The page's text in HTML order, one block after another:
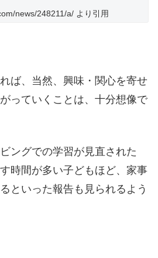
news/248211/a/ より引用
ば、当然、興味・関心を寄せ
っていくことは、十分想像で
ングでの学習が見直された
時間が多い子どもほど、家事
といった報告も見られるよう